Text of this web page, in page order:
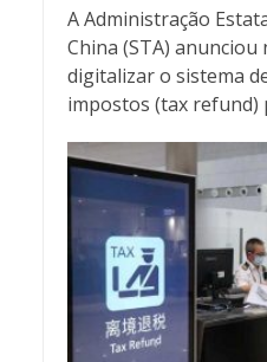
A Administração
China (STA) anunciou
digitalizar o sistema
impostos (tax refund)